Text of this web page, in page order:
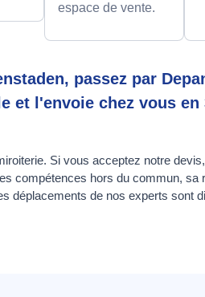
espace de vente.
passez par
et l'envoie chez vous en
Si vous acceptez notre
compétences hors du commun, sa
déplacements de nos experts sont